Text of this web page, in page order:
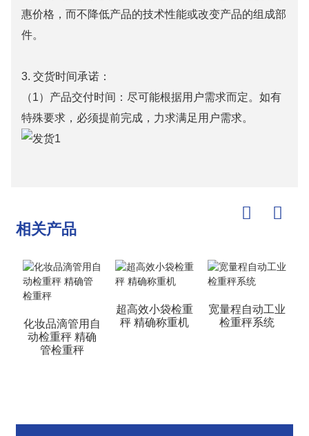
惠价格，而不降低产品的技术性能或改变产品的组成部
件。
3. 交货时间承诺：
（1）产品交付时间：尽可能根据用户需求而定。如有
特殊要求，必须提前完成，力求满足用户需求。
相关产品
化妆品滴管用自
动检重秤 精确
管检重秤
超高效小袋检重
秤 精确称重机
宽量程自动工业
检重秤系统